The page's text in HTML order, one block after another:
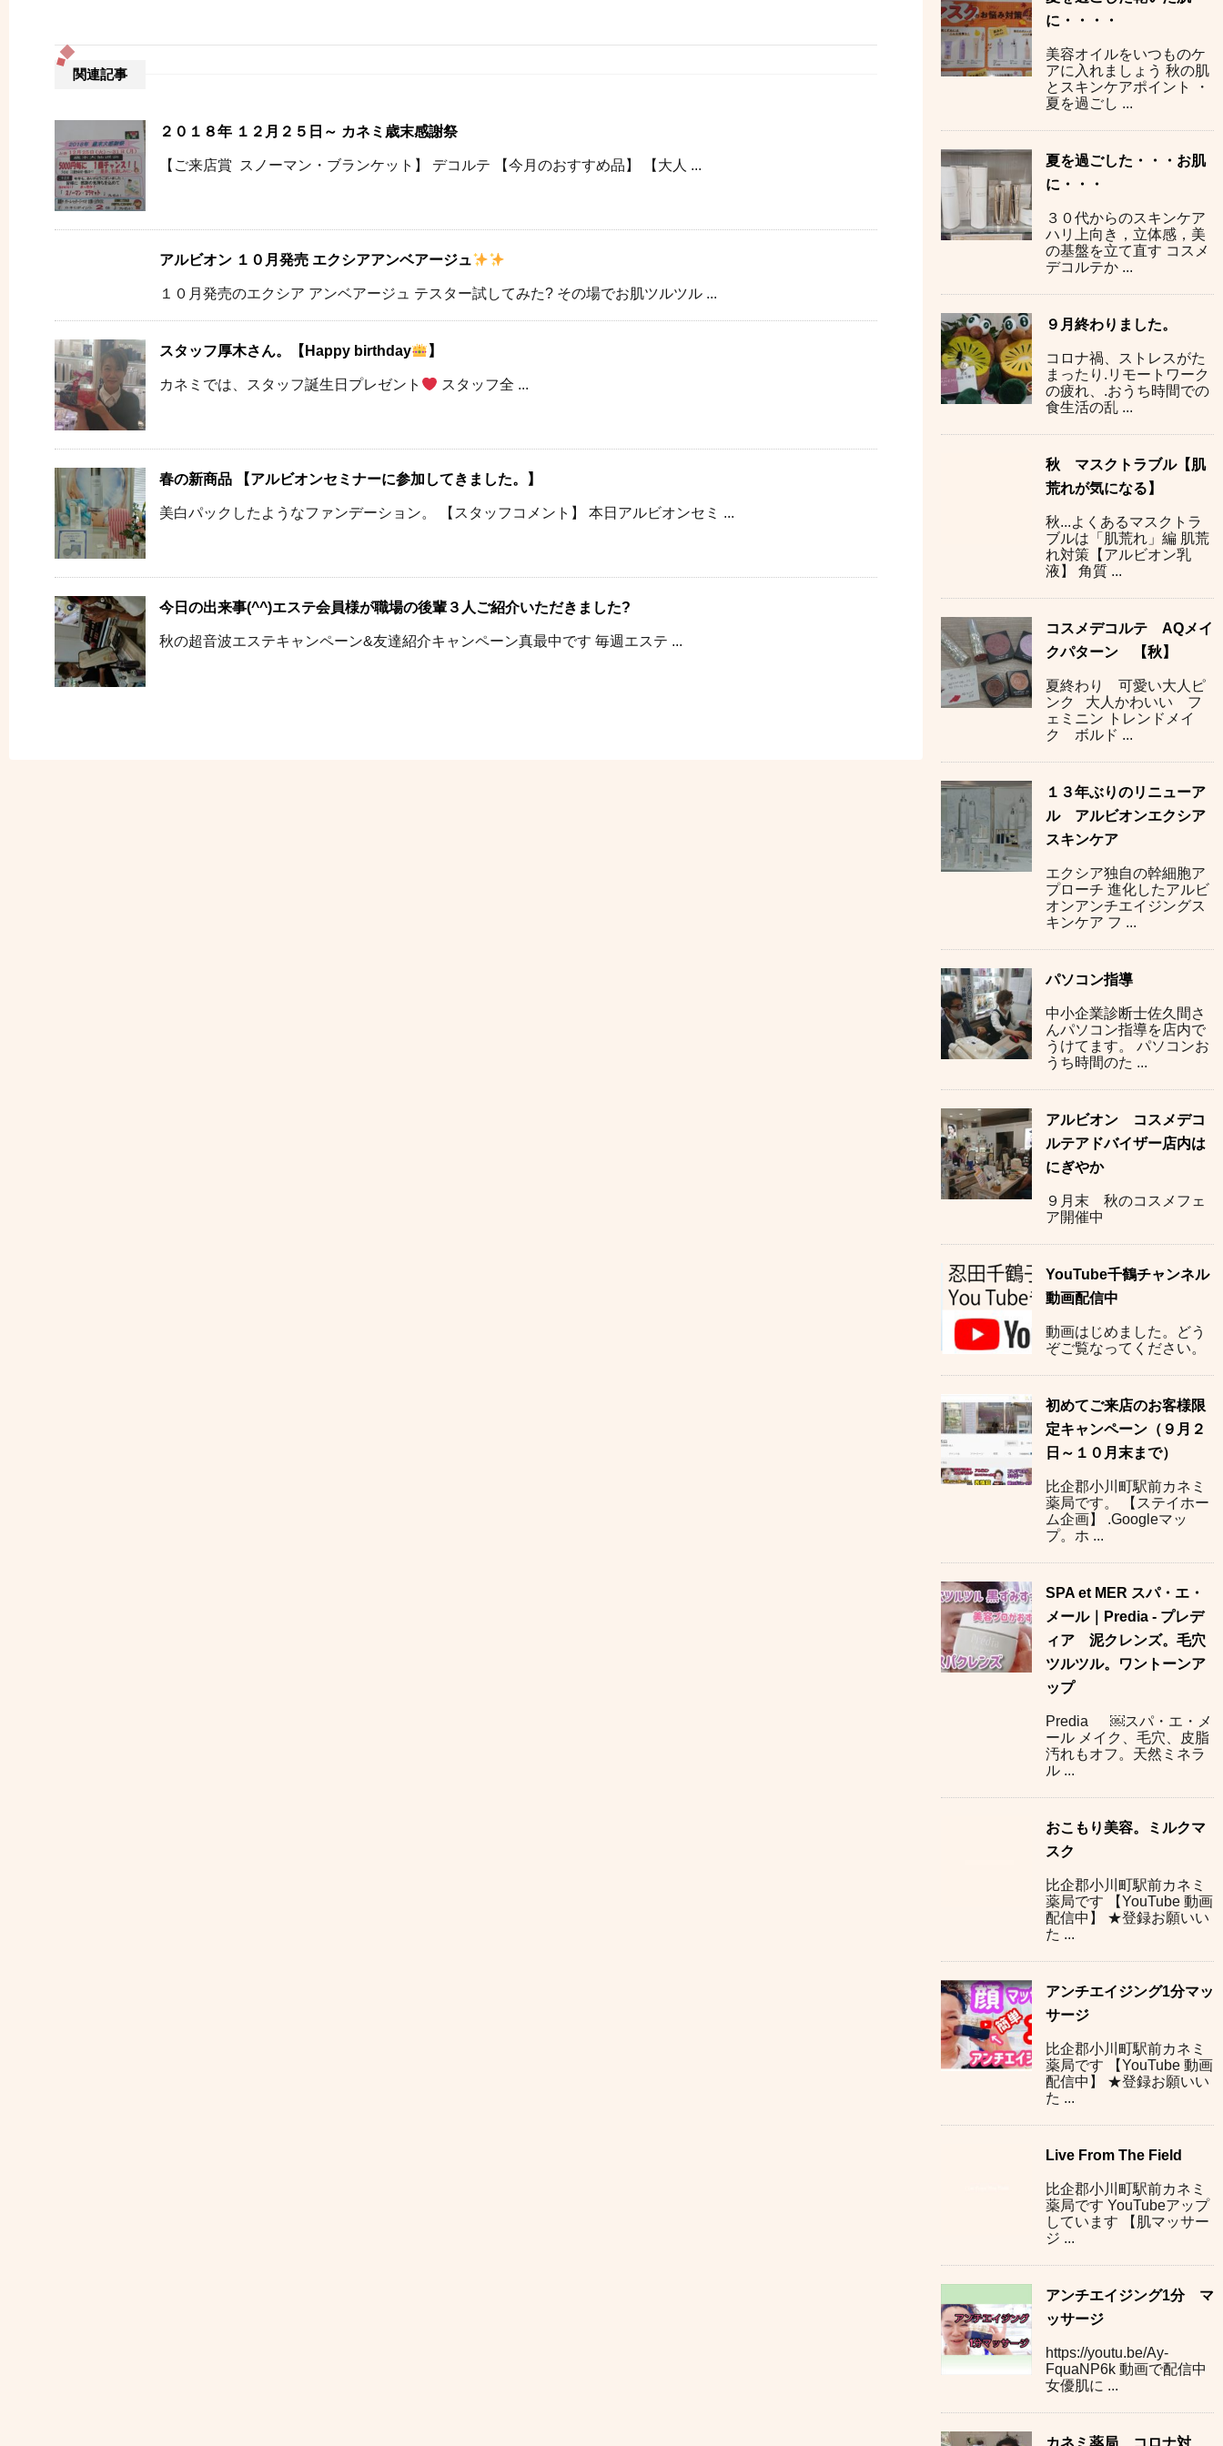
関連記事
２０１８年 １２月２５日～ カネミ歳末感謝祭
【ご来店賞 スノーマン・ブランケット】 デコルテ 【今月のおすすめ品】 【大人 ...
アルビオン １０月発売 エクシアアンベアージュ
１０月発売のエクシア アンベアージュ テスター試してみた? その場でお肌ツルツル ...
スタッフ厚木さん。【Happy birthday 】
カネミでは、スタッフ誕生日プレゼント スタッフ全 ...
春の新商品 【アルビオンセミナーに参加してきました。】
美白パックしたようなファンデーション。 【スタッフコメント】 本日アルビオンセミ ...
今日の出来事(^^)エステ会員様が職場の後輩３人ご紹介いただきました?
秋の超音波エステキャンペーン&友達紹介キャンペーン真最中です 毎週エステ ...
に・・・・
美容オイルをいつものケ
アに入れましょう 秋の肌
とスキンケアポイント ・
夏を過ごし ...
夏を過ごした・・・お肌
に・・・
３０代からのスキンケア
ハリ上向き，立体感，美
の基盤を立て直す コスメ
デコルテか ...
９月終わりました。
コロナ禍、ストレスがた
まったり.リモートワーク
の疲れ、.おうち時間での
食生活の乱 ...
秋 マスクトラブル【肌
荒れが気になる】
秋...よくあるマスクトラ
ブルは「肌荒れ」編 肌荒
れ対策【アルビオン乳
液】 角質 ...
コスメデコルテ AQメイ
クパターン 【秋】
夏終わり 可愛い大人ピ
ンク 大人かわいい フ
ェミニン トレンドメイ
ク ボルド ...
１３年ぶりのリニューア
ル アルビオンエクシア
スキンケア
エクシア独自の幹細胞ア
プローチ 進化したアルビ
オンアンチエイジングス
キンケア フ ...
パソコン指導
中小企業診断士佐久間さ
んパソコン指導を店内で
うけてます。 パソコンお
うち時間のた ...
アルビオン コスメデコ
ルテアドバイザー店内は
にぎやか
９月末 秋のコスメフェ
ア開催中
YouTube千鶴チャンネル
動画配信中
動画はじめました。どう
ぞご覧なってください。
初めてご来店のお客様限
定キャンペーン（９月２
日～１０月末まで）
比企郡小川町駅前カネミ
薬局です。 【ステイホー
ム企画】 .Googleマッ
プ。ホ ...
SPA et MER スパ・エ・
メール｜Predia - プレデ
ィア 泥クレンズ。毛穴
ツルツル。ワントーンア
ップ
Predia ￼スパ・エ・メ
ール メイク、毛穴、皮脂
汚れもオフ。天然ミネラ
ル ...
おこもり美容。ミルクマ
スク
比企郡小川町駅前カネミ
薬局です 【YouTube 動画
配信中】 ★登録お願いい
た ...
アンチエイジング1分マッ
サージ
比企郡小川町駅前カネミ
薬局です 【YouTube 動画
配信中】 ★登録お願いい
た ...
Live From The Field
比企郡小川町駅前カネミ
薬局です YouTubeアップ
しています 【肌マッサー
ジ ...
アンチエイジング1分 マ
ッサージ
https://youtu.be/Ay-
FquaNP6k 動画で配信中
女優肌に ...
カネミ薬局 コロナ対